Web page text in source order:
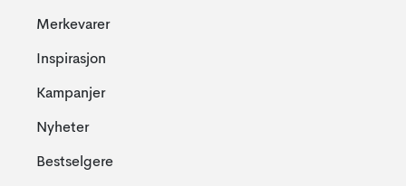
Merkevarer
Inspirasjon
Kampanjer
Nyheter
Bestselgere